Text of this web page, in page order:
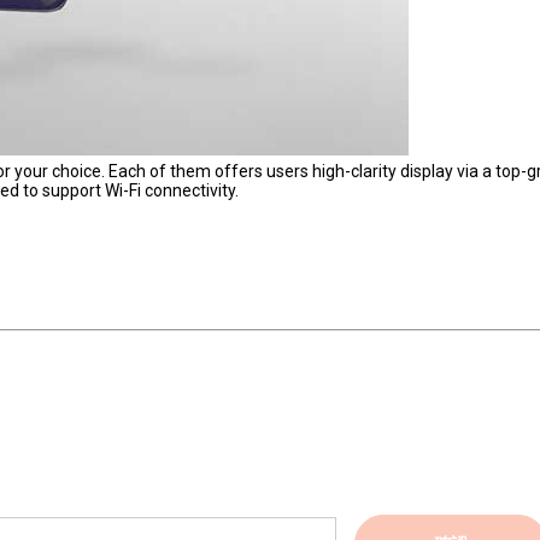
your choice. Each of them offers users high-clarity display via a top-
to support Wi-Fi connectivity.